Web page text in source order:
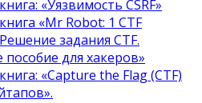
«Уязвимость CSRF»
«Mr Robot: 1 CTF
задания CTF.
пособие для хакеров»
«Capture the Flag (CTF)